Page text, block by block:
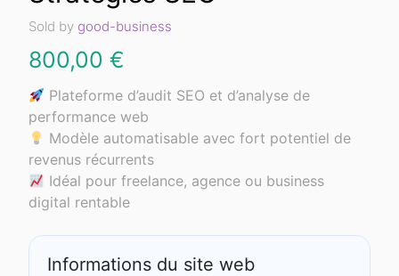
Sold by good-business
800,00 €
Plateforme d’audit SEO et d’analyse de
performance web
Modèle automatisable avec fort potentiel de
revenus récurrents
Idéal pour freelance, agence ou business
digital rentable
Informations du site web